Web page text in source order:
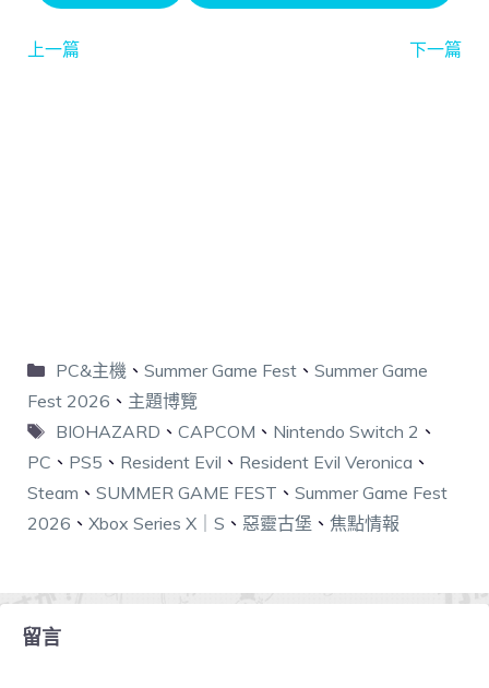
上一篇 下一篇
PC&主機 、 Summer Game Fest、 Summer Game
Fest 2026 、 主題博覽
BIOHAZARD 、 CAPCOM 、 Nintendo Switch 2 、
PC 、 PS5 、 Resident Evil 、 Resident Evil Veronica 、
Steam 、 SUMMER GAME FEST 、 Summer Game Fest
2026 、 Xbox Series X｜S 、 惡靈古堡 、 焦點情報
留言